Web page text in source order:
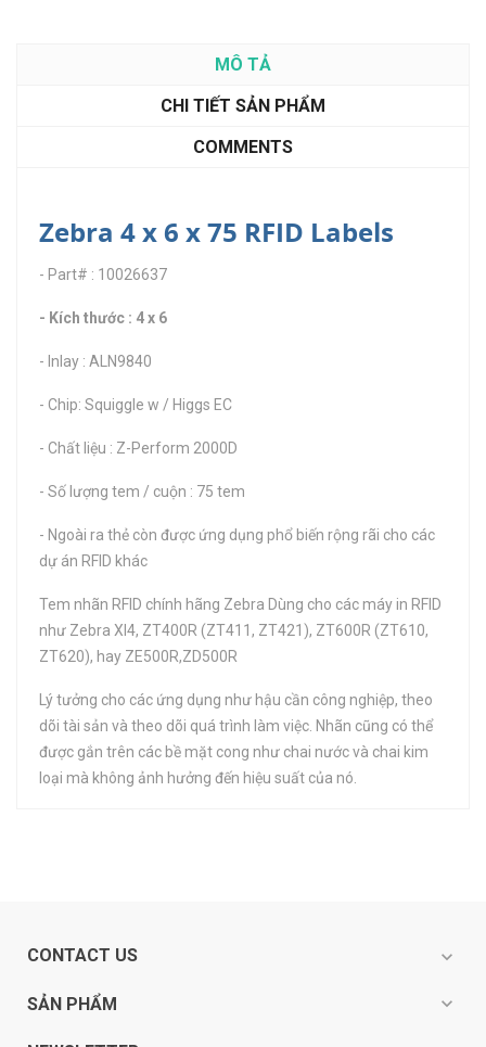
MÔ TẢ
CHI TIẾT SẢN PHẨM
COMMENTS
Zebra 4 x 6 x 75 RFID Labels
- Part# : 10026637
- Kích thước : 4 x 6
- Inlay : ALN9840
- Chip: Squiggle w / Higgs EC
- Chất liệu : Z-Perform 2000D
- Số lượng tem / cuộn : 75 tem
- Ngoài ra thẻ còn được ứng dụng phổ biến rộng rãi cho các
dự án RFID khác
Tem nhãn RFID chính hãng Zebra Dùng cho các máy in RFID
như Zebra XI4, ZT400R (ZT411, ZT421), ZT600R (ZT610,
ZT620), hay ZE500R,ZD500R
Lý tưởng cho các ứng dụng như hậu cần công nghiệp, theo
dõi tài sản và theo dõi quá trình làm việc. Nhãn cũng có thể
được gắn trên các bề mặt cong như chai nước và chai kim
loại mà không ảnh hưởng đến hiệu suất của nó.
CONTACT US expand_more
SẢN PHẨM expand_more